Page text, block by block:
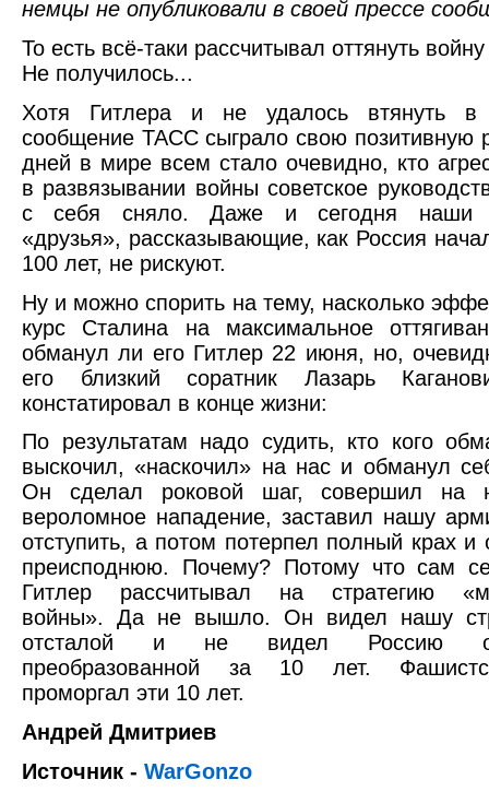
немцы не опубликовали в своей прессе
То есть всё-таки рассчитывал оттянуть
Не получилось...
Хотя Гитлера и не удалось втянуть в
сообщение ТАСС сыграло свою позитивную
дней в мире всем стало очевидно, кто
в развязывании войны советское
с себя сняло. Даже и сегодня наши
«друзья», рассказывающие, как Россия
100 лет, не рискуют.
Ну и можно спорить на тему, насколько
курс Сталина на максимальное
обманул ли его Гитлер 22 июня, но,
его близкий соратник Лазарь
констатировал в конце жизни:
По результатам надо судить, кто кого
выскочил, «наскочил» на нас и обманул
Он сделал роковой шаг, совершил на
вероломное нападение, заставил нашу
отступить, а потом потерпел полный крах и
преисподнюю. Почему? Потому что сам
Гитлер рассчитывал на стратегию
войны». Да не вышло. Он видел нашу
отсталой и не видел Россию
преобразованной за 10 лет.
проморгал эти 10 лет.
Андрей Дмитриев
Источник - WarGonzo